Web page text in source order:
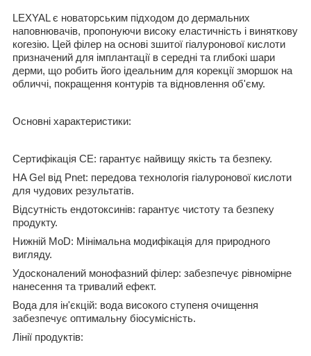
LEXYAL є новаторським підходом до дермальних
наповнювачів, пропонуючи високу еластичність і виняткову
когезію. Цей філер на основі зшитої гіалуронової кислоти
призначений для імплантації в середні та глибокі шари
дерми, що робить його ідеальним для корекції зморшок на
обличчі, покращення контурів та відновлення об'єму.
Основні характеристики:
Сертифікація CE: гарантує найвищу якість та безпеку.
HA Gel від Pnet: передова технологія гіалуронової кислоти
для чудових результатів.
Відсутність ендотоксинів: гарантує чистоту та безпеку
продукту.
Нижній MoD: Мінімальна модифікація для природного
вигляду.
Удосконалений монофазний філер: забезпечує рівномірне
нанесення та тривалий ефект.
Вода для ін'єкцій: вода високого ступеня очищення
забезпечує оптимальну біосумісність.
Лінії продуктів: